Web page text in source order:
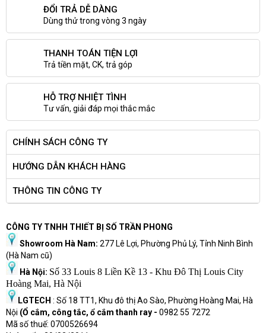
ĐỔI TRẢ DỄ DÀNG
Dùng thử trong vòng 3 ngày
THANH TOÁN TIỆN LỢI
Trả tiền mặt, CK, trả góp
HỖ TRỢ NHIỆT TÌNH
Tư vấn, giải đáp mọi thắc mắc
CHÍNH SÁCH CÔNG TY
HƯỚNG DẪN KHÁCH HÀNG
THÔNG TIN CÔNG TY
CÔNG TY TNHH THIẾT BỊ SỐ TRẦN PHONG
Showroom Hà Nam: 277 Lê Lợi, Phường Phủ Lý, Tỉnh Ninh Bình
(Hà Nam cũ)
Hà Nội: Số 33 Louis 8 Liền Kề 13 - Khu Đô Thị Louis City
Hoàng Mai, Hà Nội
LGTECH : Số 18 TT1, Khu đô thị Ao Sào, Phường Hoàng Mai, Hà
Nội (Ổ cắm, công tắc, ổ cắm thanh ray - 0982 55 7272
Mã số thuế: 0700526694